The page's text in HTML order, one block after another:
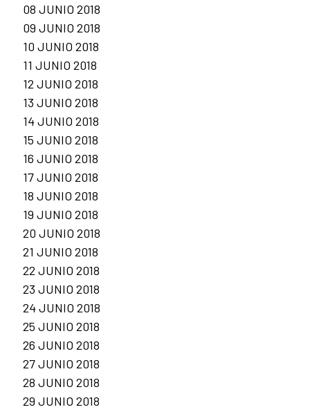
08 JUNIO 2018
09 JUNIO 2018
10 JUNIO 2018
11 JUNIO 2018
12 JUNIO 2018
13 JUNIO 2018
14 JUNIO 2018
15 JUNIO 2018
16 JUNIO 2018
17 JUNIO 2018
18 JUNIO 2018
19 JUNIO 2018
20 JUNIO 2018
21 JUNIO 2018
22 JUNIO 2018
23 JUNIO 2018
24 JUNIO 2018
25 JUNIO 2018
26 JUNIO 2018
27 JUNIO 2018
28 JUNIO 2018
29 JUNIO 2018